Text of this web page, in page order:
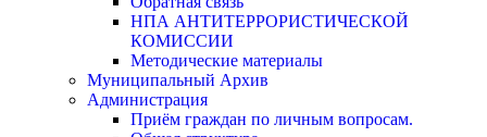
НПА АНТИТЕРРОРИСТИЧЕСКОЙ
КОМИССИИ
Методические материалы
Муниципальный Архив
Администрация
Приём граждан по личным вопросам.